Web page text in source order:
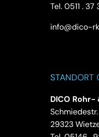
Tel.0511 .
info@dico-
STANDORT
DICO Rohr-
29323